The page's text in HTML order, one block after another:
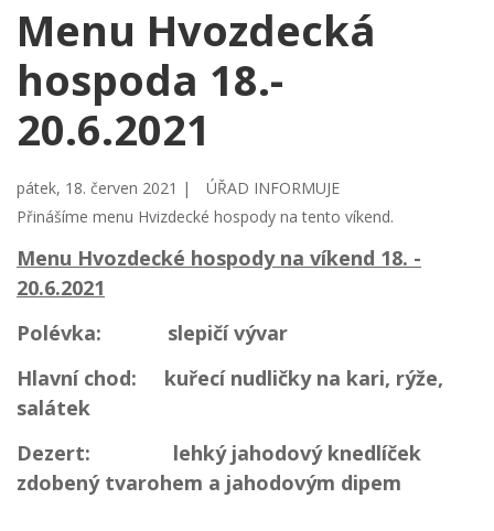
Menu Hvozdecká
hospoda 18.-
20.6.2021
pátek, 18. červen 2021 |
ÚŘAD INFORMUJE
Přinášíme menu Hvizdecké hospody na tento víkend.
Menu Hvozdecké hospody na víkend 18. -
20.6.2021
Polévka: slepičí vývar
Hlavní chod: kuřecí nudličky na kari, rýže,
salátek
Dezert: lehký jahodový knedlíček
zdobený tvarohem a jahodovým dipem